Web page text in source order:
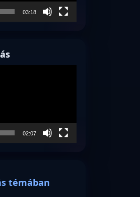
03:18
02:07
témában